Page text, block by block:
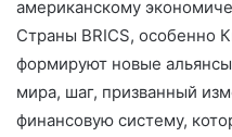
американскому
Страны BRICS, особенно
формируют новые
мира, шаг, призванный
финансовую систему,